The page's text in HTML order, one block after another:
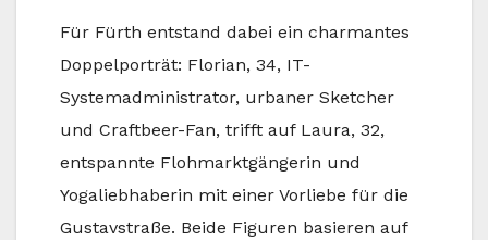
Für Fürth entstand dabei ein charmantes
Doppelporträt: Florian, 34, IT-
Systemadministrator, urbaner Sketcher
und Craftbeer-Fan, trifft auf Laura, 32,
entspannte Flohmarktgängerin und
Yogaliebhaberin mit einer Vorliebe für die
Gustavstraße. Beide Figuren basieren auf